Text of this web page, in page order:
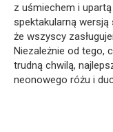
z uśmiechem i
spektakularną wersją
że wszyscy
Niezależnie od tego,
trudną chwilą,
neonowego różu i